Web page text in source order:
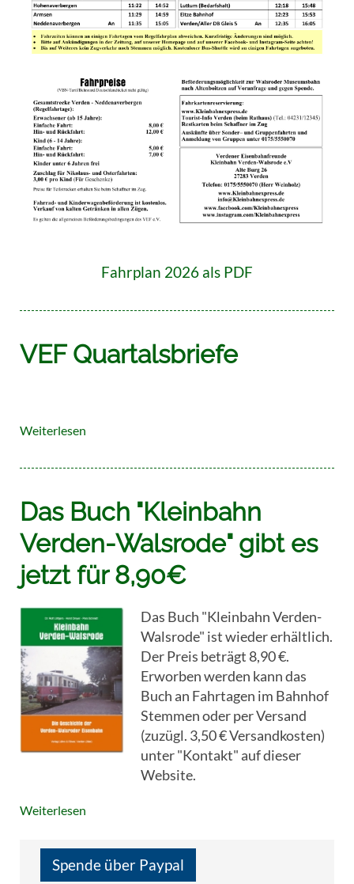
Fahrplan 2026 als PDF
VEF Quartalsbriefe
Weiterlesen
Das Buch "Kleinbahn
Verden-Walsrode" gibt es
jetzt für 8,90€
Das Buch "Kleinbahn Verden-
Walsrode" ist wieder erhältlich.
Der Preis beträgt 8,90 €.
Erworben werden kann das
Buch an Fahrtagen im Bahnhof
Stemmen oder per Versand
(zuzügl. 3,50 € Versandkosten)
unter "Kontakt" auf dieser
Website.
Weiterlesen
Spende über Paypal